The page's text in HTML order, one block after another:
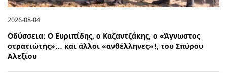
2026-08-04
Οδύσσεια: Ο Ευριπίδης, ο Καζαντζάκης, ο «Άγνωστος
στρατιώτης»… και άλλοι «ανθέλληνες»!, του Σπύρου
Αλεξίου